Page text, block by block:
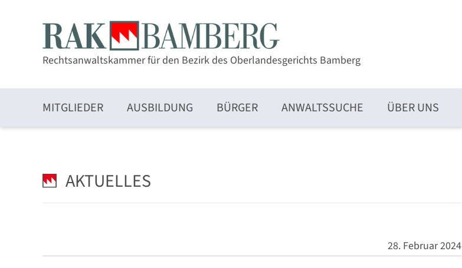
Rechtsanwaltskammer für den Bezirk des Oberlandesgerichts Bamberg
MITGLIEDER AUSBILDUNG BÜRGER ANWALTSSUCHE ÜBER UNS
AKTUELLES
28. Februar 2024